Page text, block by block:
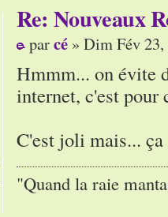
Re: Nouveaux
parcé » Dim Fév
Hmmm... on évite
internet, c'est pour
C'est joli mais... ça
"Quand la raie